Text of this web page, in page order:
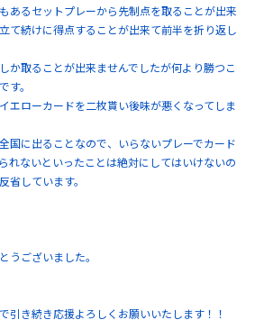
あるセットプレーから先制点を取ることが出来
て続けに得点することが出来て前半を折り返し
か取ることが出来ませんでしたが何より勝つこ
す。
エローカードを二枚貰い後味が悪くなってしま
国に出ることなので、いらないプレーでカード
れないといったことは絶対にしてはいけないの
省しています。
うございました。
引き続き応援よろしくお願いいたします！！